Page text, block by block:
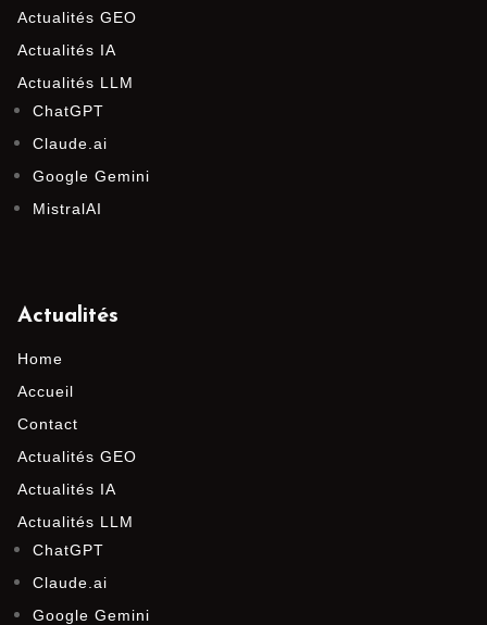
Actualités GEO
Actualités IA
Actualités LLM
ChatGPT
Claude.ai
Google Gemini
MistralAI
Actualités
Home
Accueil
Contact
Actualités GEO
Actualités IA
Actualités LLM
ChatGPT
Claude.ai
Google Gemini